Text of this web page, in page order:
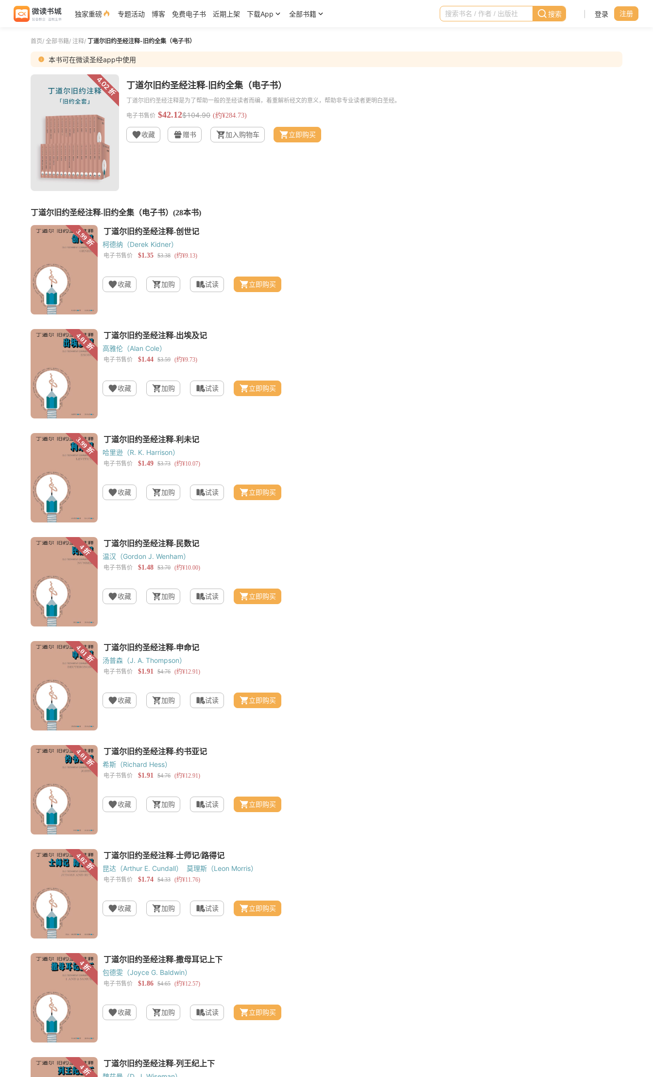
独家重磅 专题活动 博客 免费电子书 近期上架 下载App 全部书籍 登录 注册
首页/ 全部书籍/ 注释/ 丁道尔旧约圣经注释-旧约全集（电子书）
本书可在微读圣经app中使用
4.02 折 丁道尔旧约圣经注释-旧约全集（电子书）
丁道尔旧约圣经注释是为了帮助一般的圣经读者而编，着重解析经文的意义，帮助非专业读者更明白圣经。
电子书售价 $42.12$104.90 (约¥284.73)
收藏 赠书 加入购物车 立即购买
丁道尔旧约圣经注释-旧约全集（电子书） (28本书)
柯德纳（Derek Kidner）
收藏 加购 试读 立即购买
高雅伦（Alan Cole）
收藏 加购 试读 立即购买
哈里逊（R. K. Harrison）
收藏 加购 试读 立即购买
温汉（Gordon J. Wenham）
收藏 加购 试读 立即购买
汤普森（J. A. Thompson）
收藏 加购 试读 立即购买
希斯（Richard Hess）
收藏 加购 试读 立即购买
昆达（Arthur E. Cundall） 莫理斯（Leon Morris）
收藏 加购 试读 立即购买
包德雯（Joyce G. Baldwin）
收藏 加购 试读 立即购买